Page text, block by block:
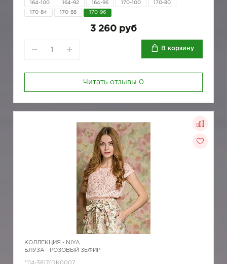
164-100 164-92 164-96 170-100 170-80
170-84 170-88 170-96
3 260 руб
В корзину
Читать отзывы 0
КОЛЛЕКЦИЯ - NIYA
БЛУЗА - РОЗОВЫЙ ЗЕФИР
*114-3817/DK0007